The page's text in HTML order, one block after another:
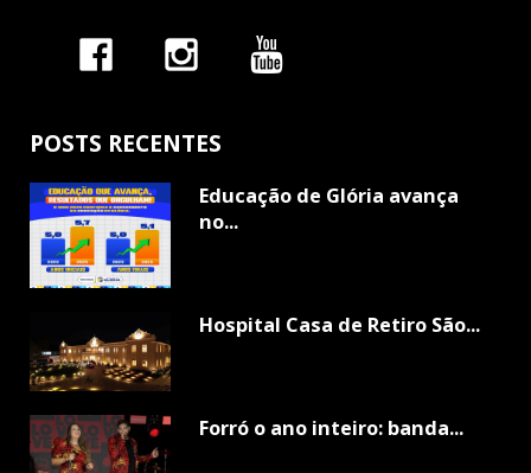
POSTS RECENTES
Educação de Glória avança
no...
Hospital Casa de Retiro São...
Forró o ano inteiro: banda...